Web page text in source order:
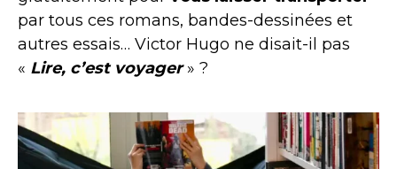
par tous ces romans, bandes-dessinées et
autres essais… Victor Hugo ne disait-il pas
« Lire, c’est voyager» ?